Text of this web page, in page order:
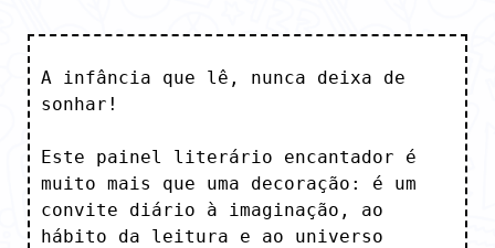
A infância que lê, nunca deixa de
sonhar!
Este painel literário encantador é
muito mais que uma decoração: é um
convite diário à imaginação, ao
hábito da leitura e ao universo